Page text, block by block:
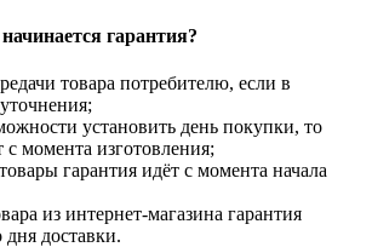
гарантия?
товара потребителю, если в
установить день покупки, то
с момента изготовления;
гарантия идёт с момента начала
из интернет-магазина гарантия
дня доставки.